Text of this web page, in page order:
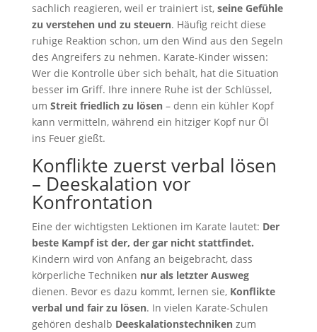
sachlich reagieren, weil er trainiert ist, seine Gefühle
zu verstehen und zu steuern. Häufig reicht diese
ruhige Reaktion schon, um den Wind aus den Segeln
des Angreifers zu nehmen. Karate-Kinder wissen:
Wer die Kontrolle über sich behält, hat die Situation
besser im Griff. Ihre innere Ruhe ist der Schlüssel,
um Streit friedlich zu lösen– denn ein kühler Kopf
kann vermitteln, während ein hitziger Kopf nur Öl
ins Feuer gießt.
Konflikte zuerst verbal lösen
– Deeskalation vor
Konfrontation
Eine der wichtigsten Lektionen im Karate lautet: Der
beste Kampf ist der, der gar nicht stattfindet.
Kindern wird von Anfang an beigebracht, dass
körperliche Techniken nur als letzter Ausweg
dienen. Bevor es dazu kommt, lernen sie, Konflikte
verbal und fair zu lösen. In vielen Karate-Schulen
gehören deshalb Deeskalationstechnikenzum